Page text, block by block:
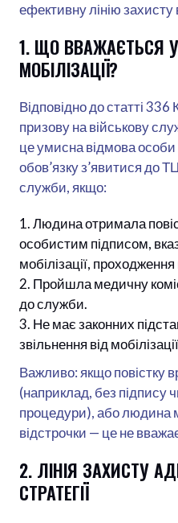
ефективну лінію захисту
1. ЩО ВВАЖАЄТЬСЯ
МОБІЛІЗАЦІЇ?
Відповідно до статті 336
призову на військову
це умисна відмова особи
обов’язку з’явитися до
служби, якщо:
Людина отримала
особистим підписом,
мобілізації,
Пройшла медичну
до служби.
Не має законних
звільнення від
Важливо: якщо повістку
(наприклад, без підпису
процедури), або людина
відстрочки — це не
2. ЛІНІЯ ЗАХИСТУ
СТРАТЕГІЇ